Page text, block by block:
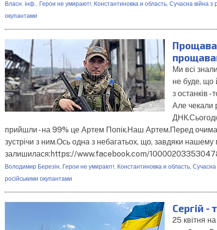
Власн. інф. , Герои не умирают!, Константиновка и область, Сучасна війна з
окупантами
Ми всі
не буде, що
з останків -
Але чекали
прийшли - на 99% це Артем Попік.Наш Артем.Перед
зустрічи з ним.Ось одна з небагатьох, що, завдяки нашему
залишилася:https://www.facebook.com/
Володимир Березін, Герои не умирают!, Константиновка и область, Сучасна
російськими окупантами
Сергій -
25 квітня